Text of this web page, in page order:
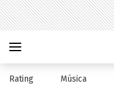
Rating Música